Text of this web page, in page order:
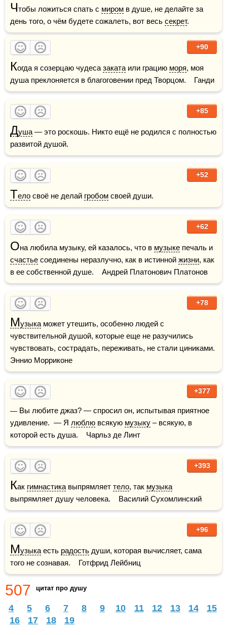
Чтобы ложиться спать с миром в душе, не делайте за
день того, о чём будете сожалеть, вот весь секрет.
+90
Когда я созерцаю чудеса заката или грацию моря, моя
душа преклоняется в благоговении пред Творцом.    Ганди
+85
Душа — это роскошь. Никто ещё не родился с полностью
развитой душой.
+52
Тело своё не делай гробом своей души.
+62
Она любила музыку, ей казалось, что в музыке
счастье соединены неразлучно, как в истинной жизни, как
в ее собственной душе.    Андрей Платонович Платонов
+78
Музыка может утешить, особенно людей с
чувствительной душой, которые еще не разучились
чувствовать, сострадать, переживать, не стали циниками.
Эннио Морриконе
+377
— Вы любите джаз? — спросил он, испытывая приятное
удивление.  — Я люблю всякую музыку – всякую, в
которой есть душа.    Чарльз де Линт
+393
Как гимнастика выпрямляет тело, так музыка
выпрямляет душу человека.    Василий Сухомлинский
+96
Музыка есть радость души, которая вычисляет, сама
того не сознавая.    Готфрид Лейбниц
507 цитат про душу
4 5 6 7 8 9 10 11 12 13 14
15
16
17 18 19